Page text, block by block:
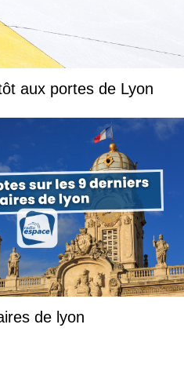
aux portes de Lyon
de lyon